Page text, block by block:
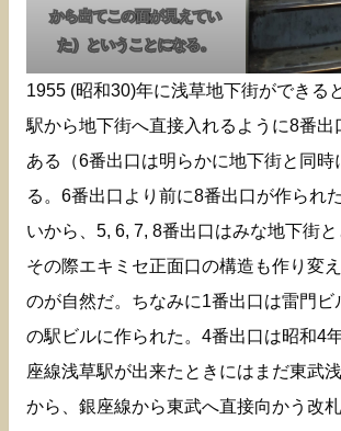
から出てこの面が見えてい
た）ということになる。
1955 (昭和30)年に浅草地下街ができる
駅から地下街へ直接入れるように8番出
ある（6番出口は明らかに地下街と同時
る。6番出口より前に8番出口が作られ
いから、5, 6, 7, 8番出口はみな地下街と
その際エキミセ正面口の構造も作り変
のが自然だ。ちなみに1番出口は雷門ビ
の駅ビルに作られた。4番出口は昭和4
座線浅草駅が出来たときにはまだ東武
から、銀座線から東武へ直接向かう改